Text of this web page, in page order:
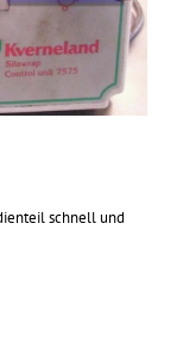
schnell und